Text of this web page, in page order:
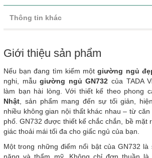
Thông tin khác
Giới thiệu sản phẩm
Nếu bạn đang tìm kiếm mộtgiường ngủ
nghi, mẫugiường ngủ GN732 của TADA
làm bạn hài lòng. Với thiết kế theo phong
Nhật , sản phẩm mang đến sự tối giản,
nhiều không gian nội thất khác nhau – từ
phố. GN732 được thiết kế chắc chắn, bề mặt
giác thoải mái tối đa cho giấc ngủ của bạn.
Một trong những điểm nổi bật của GN732